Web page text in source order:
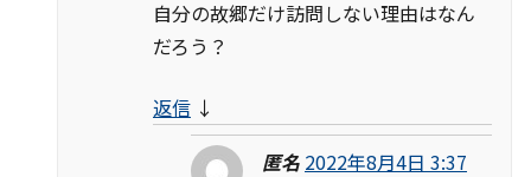
自分の故郷だけ訪問しない理由はなん
だろう？
返信 ↓
匿名 2022年8月4日 3:37